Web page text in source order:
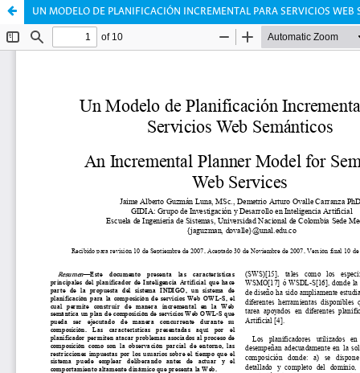
UN MODELO DE PLANIFICACIÓN INCREMENTAL PARA SERVICIOS WEB